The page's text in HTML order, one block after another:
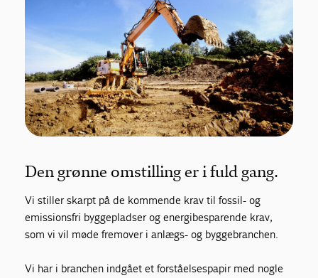
Den grønne omstilling er i fuld gang.
Vi stiller skarpt på de kommende krav til fossil- og
emissionsfri byggepladser og energibesparende krav,
som vi vil møde fremover i anlægs- og byggebranchen.
Vi har i branchen indgået et forståelsespapir med nogle